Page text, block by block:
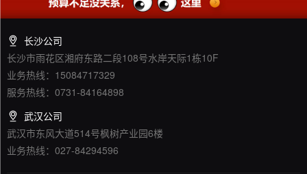
长沙公司
长沙市雨花区湘府东路二段108号水岸天际1栋10F
业务热线：15084717329
服务热线：0731-84164898
武汉公司
武汉市东风大道514号枫树产业园6楼
业务热线：027-84294596